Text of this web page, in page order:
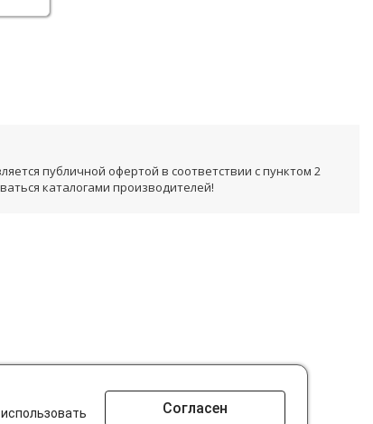
публичной офертой в соответствии с пунктом 2
каталогами производителей!
Согласен